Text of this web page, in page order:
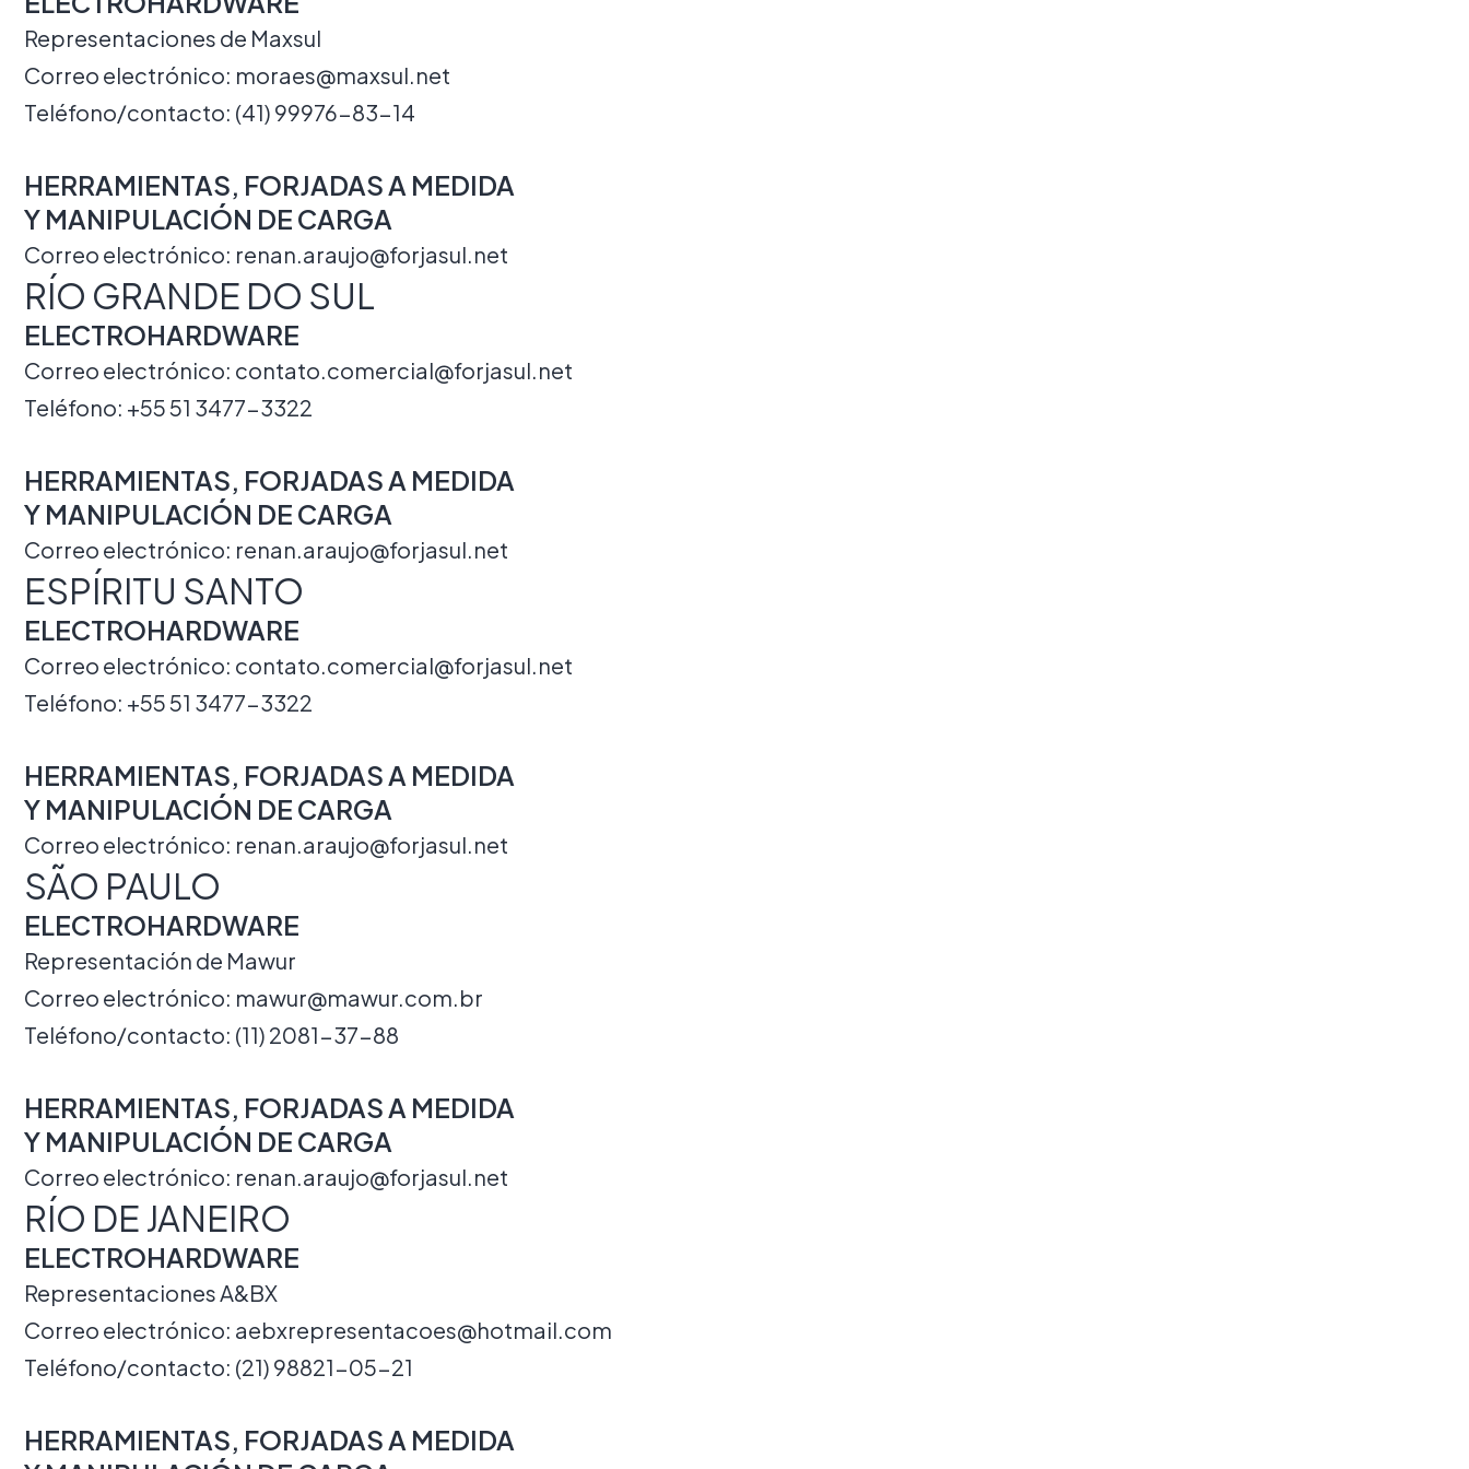
Representaciones de Maxsul
Correo electrónico: moraes@maxsul.net
Teléfono/contacto: (41) 99976-83-14
HERRAMIENTAS, FORJADAS A MEDIDA
Y MANIPULACIÓN DE CARGA
Correo electrónico: renan.araujo@forjasul.net
RÍO GRANDE DO SUL
ELECTROHARDWARE
Correo electrónico: contato.comercial@forjasul.net
Teléfono: +55 51 3477-3322
HERRAMIENTAS, FORJADAS A MEDIDA
Y MANIPULACIÓN DE CARGA
Correo electrónico: renan.araujo@forjasul.net
ESPÍRITU SANTO
ELECTROHARDWARE
Correo electrónico: contato.comercial@forjasul.net
Teléfono: +55 51 3477-3322
HERRAMIENTAS, FORJADAS A MEDIDA
Y MANIPULACIÓN DE CARGA
Correo electrónico: renan.araujo@forjasul.net
SÃO PAULO
ELECTROHARDWARE
Representación de Mawur
Correo electrónico: mawur@mawur.com.br
Teléfono/contacto: (11) 2081-37-88
HERRAMIENTAS, FORJADAS A MEDIDA
Y MANIPULACIÓN DE CARGA
Correo electrónico: renan.araujo@forjasul.net
RÍO DE JANEIRO
ELECTROHARDWARE
Representaciones A&BX
Correo electrónico: aebxrepresentacoes@hotmail.com
Teléfono/contacto: (21) 98821-05-21
HERRAMIENTAS, FORJADAS A MEDIDA